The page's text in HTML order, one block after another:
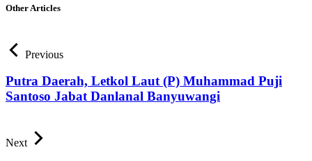
Other Articles
Previous
Putra Daerah, Letkol Laut (P) Muhammad Puji
Santoso Jabat Danlanal Banyuwangi
Next